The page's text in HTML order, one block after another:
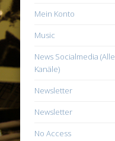
Mein Konto
Music
News Socialmedia (Alle
Kanäle)
Newsletter
Newsletter
No Access